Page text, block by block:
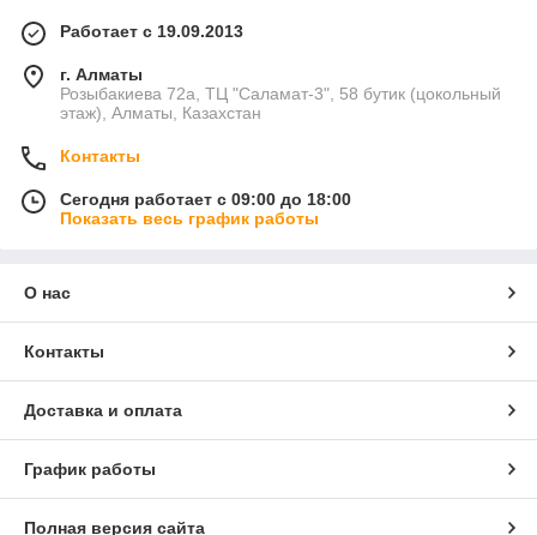
Работает с 19.09.2013
г. Алматы
Розыбакиева 72а, ТЦ "Саламат-3", 58 бутик (цокольный
этаж), Алматы, Казахстан
Контакты
Сегодня работает с 09:00 до 18:00
Показать весь график работы
О нас
Контакты
Доставка и оплата
График работы
Полная версия сайта